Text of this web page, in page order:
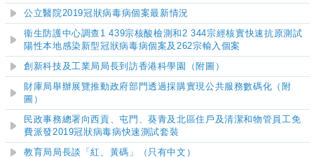
公立醫院2019冠狀病毒病個案最新情況
衞生防護中心調查1 439宗核酸檢測和2 344宗經核實快速抗原測試
陽性本地感染新型冠狀病毒病個案及262宗輸入個案
創新科技及工業局局長到訪香港科學園（附圖）
財庫局舉辦展覽推動政府部門透過採購實現公共服務數碼化（附
圖）
民政事務總署向西貢、屯門、葵青及北區住戶及清潔和物管員工免
費派發2019冠狀病毒病快速測試套裝
教育局局長談「紅、黃碼」（只有中文）